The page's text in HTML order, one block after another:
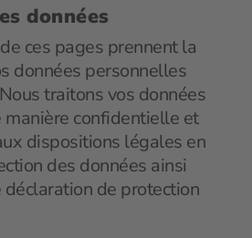
données
ces pages prennent la
données personnelles
traitons vos données
confidentielle et
dispositions légales en
des données ainsi
de protection